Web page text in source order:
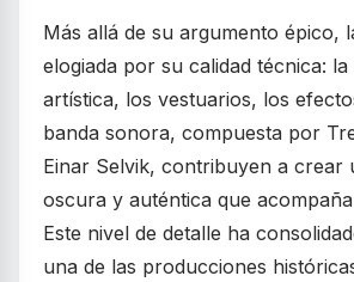
Más allá de su argumento épico,
elogiada por su calidad técnica:
artística, los vestuarios, los
banda sonora, compuesta por
Einar Selvik, contribuyen a crear
oscura y auténtica que
Este nivel de detalle ha
una de las producciones